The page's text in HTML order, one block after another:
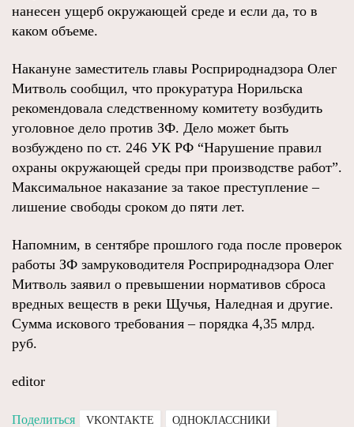
нанесен ущерб окружающей среде и если да, то в
каком объеме.
Накануне заместитель главы Росприроднадзора Олег
Митволь сообщил, что прокуратура Норильска
рекомендовала следственному комитету возбудить
уголовное дело против ЗФ. Дело может быть
возбуждено по ст. 246 УК РФ “Нарушение правил
охраны окружающей среды при производстве работ”.
Максимальное наказание за такое преступление –
лишение свободы сроком до пяти лет.
Напомним, в сентябре прошлого года после проверок
работы ЗФ замруководителя Росприроднадзора Олег
Митволь заявил о превышении нормативов сброса
вредных веществ в реки Щучья, Наледная и другие.
Сумма искового требования – порядка 4,35 млрд.
руб.
editor
Поделиться VKONTAKTE ОДНОКЛАССНИКИ